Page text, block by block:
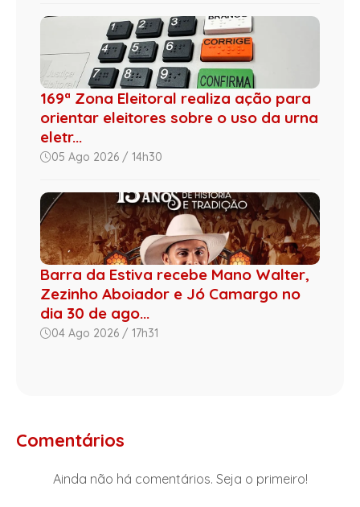
169ª Zona Eleitoral realiza ação para
orientar eleitores sobre o uso da urna
eletr...
05 Ago 2026 / 14h30
Barra da Estiva recebe Mano Walter,
Zezinho Aboiador e Jó Camargo no
dia 30 de ago...
04 Ago 2026 / 17h31
Comentários
Ainda não há comentários. Seja o primeiro!